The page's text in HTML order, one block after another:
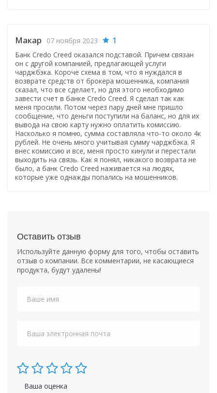
Макар 07 ноября 2023 1
Банк Credo Creed оказался подставой. Причем связан
он с другой компанией, предлагающей услуги
чарджбэка. Короче схема в том, что я нуждался в
возврате средств от брокера мошенника, компания
сказал, что все сделает, но для этого необходимо
завести счет в банке Credo Creed. Я сделал так как
меня просили. Потом через пару дней мне пришло
сообщение, что деньги поступили на баланс, но для их
вывода на свою карту нужно оплатить комиссию.
Насколько я помню, сумма составляла что-то около 4к
рублей. Не очень много учитывая сумму чарджбэка. Я
внес комиссию и все, меня просто кинули и перестали
выходить на связь. Как я понял, никакого возврата не
было, а банк Credo Creed наживается на людях,
которые уже однажды попались на мошенников.
Оставить отзыв
Используйте данную форму для того, чтобы оставить
отзыв о компании. Все комментарии, не касающиеся
продукта, будут удалены!
Ваша оценка